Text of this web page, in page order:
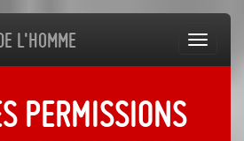
l'Homme
permissions